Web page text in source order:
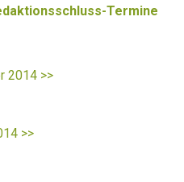
Termine
2014 >>
>>